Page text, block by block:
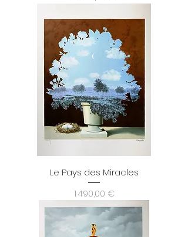
Le Pays des Miracles
Prix
1 490,00 €